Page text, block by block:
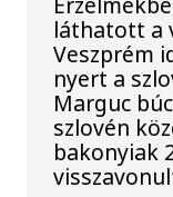
láthatott a
Veszprém
nyert a
Marguc
szlovén
bakonyiak